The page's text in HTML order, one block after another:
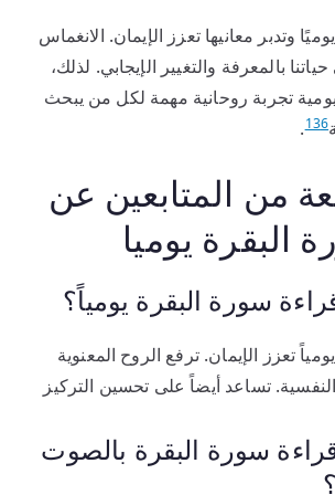
وتدبر معانيها تعزز الإيمان. الانغماس
بالمعرفة والتغيير الإيجابي. لذلك،
تجربة روحانية مهمة لكل من يبحث
136
.
من المتابعين عن
البقرة يوميا
سورة البقرة يومياً؟
تعزز الإيمان. ترفع الروح المعنوية
تساعد أيضاً على تحسين التركيز
سورة البقرة بالصوت